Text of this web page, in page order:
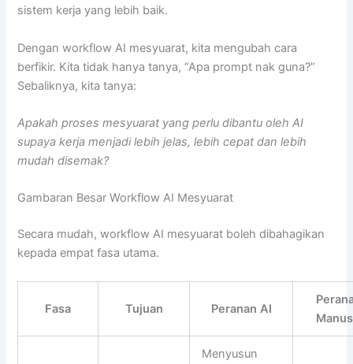
sistem kerja yang lebih baik.
Dengan workflow AI mesyuarat, kita mengubah cara
berfikir. Kita tidak hanya tanya, “Apa prompt nak guna?”
Sebaliknya, kita tanya:
Apakah proses mesyuarat yang perlu dibantu oleh AI
supaya kerja menjadi lebih jelas, lebih cepat dan lebih
mudah disemak?
Gambaran Besar Workflow AI Mesyuarat
Secara mudah, workflow AI mesyuarat boleh dibahagikan
kepada empat fasa utama.
Fasa Tujuan Peranan AI
Menyusun